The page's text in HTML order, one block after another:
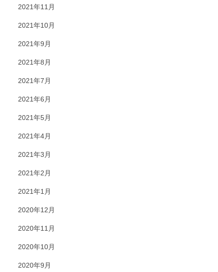
2021年11月
2021年10月
2021年9月
2021年8月
2021年7月
2021年6月
2021年5月
2021年4月
2021年3月
2021年2月
2021年1月
2020年12月
2020年11月
2020年10月
2020年9月